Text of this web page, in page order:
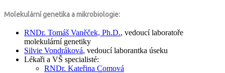
Molekulární genetika a mikrobiologie:
RNDr. Tomáš Vaněček, Ph.D., vedoucí laboratoře
molekulární genetiky
Silvie Vondráková, vedoucí laborantka úseku
Lékaři a VŠ specialisté:
RNDr. Kateřina Comová